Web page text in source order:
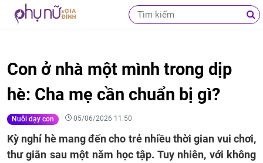
Con ở nhà một mình trong dịp
hè: Cha mẹ cần chuẩn bị gì?
Nuôi dạy con 05/06/2026 11:50
Kỳ nghỉ hè mang đến cho trẻ nhiều thời gian vui chơi,
thư giãn sau một năm học tập. Tuy nhiên, với không